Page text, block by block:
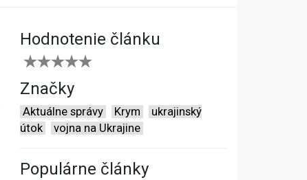
Hodnotenie článku
Značky
Aktuálne správy Krym
ukrajinský
útok
vojna na Ukrajine
Populárne články